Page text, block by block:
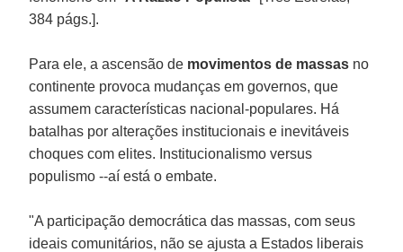
384 págs.].
Para ele, a ascensão de movimentos de massas no
continente provoca mudanças em governos, que
assumem características nacional-populares. Há
batalhas por alterações institucionais e inevitáveis
choques com elites. Institucionalismo versus
populismo --aí está o embate.
"A participação democrática das massas, com seus
ideais comunitários, não se ajusta a Estados liberais